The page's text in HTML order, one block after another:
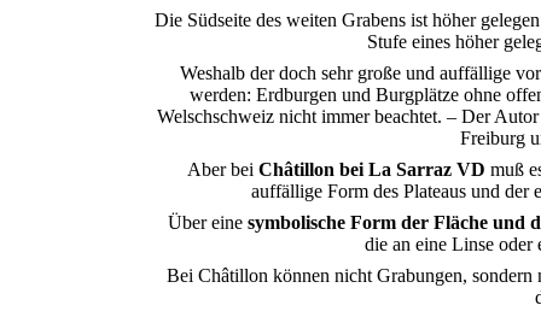
Die Südseite des weiten Grabens ist höher
Stufe eines höher
Weshalb der doch sehr große und auffällige
werden: Erdburgen und Burgplätze ohne
Welschschweiznicht immer beachtet. – Der
Freiburg
Aber bei Châtillon bei La SarrazVD muß
auffällige Form des Plateaus und der
Über eine symbolische Form der Fläche und
die an eine Linse oder
Bei Châtillon können nicht Grabungen,